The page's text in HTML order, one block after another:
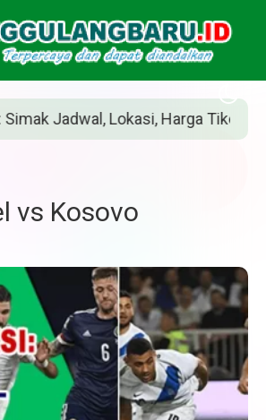
Jadwal, Lokasi, Harga Tiket, dan
vs Kosovo